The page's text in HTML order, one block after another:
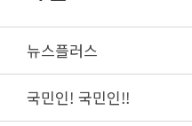
뉴스플러스
국민인! 국민인!!